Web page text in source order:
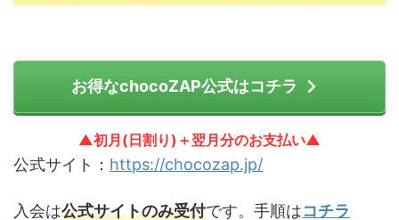
お得なchocoZAP公式はコチラ
▲初月(日割り)＋翌月分のお支払い▲
公式サイト： https://chocozap.jp/
入会は公式サイトのみ受付です。手順はコチラ